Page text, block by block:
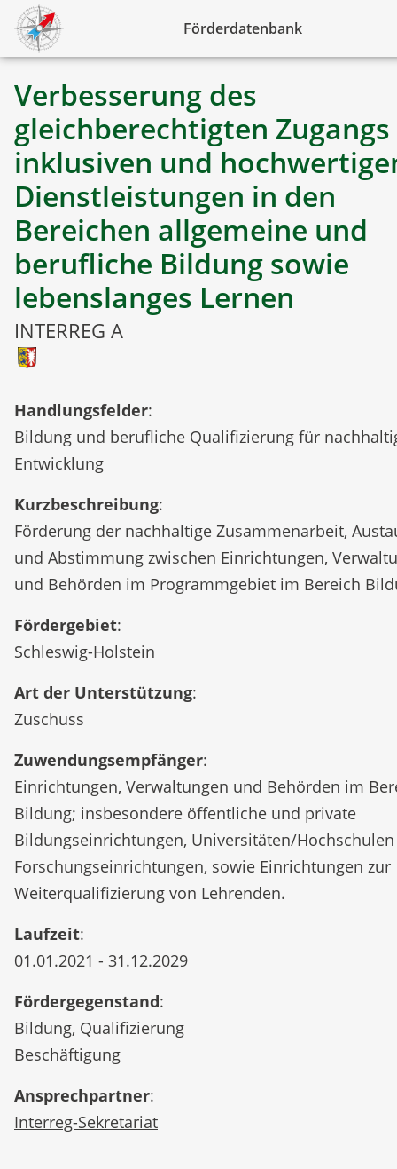
Förderdatenbank
Verbesserung des
gleichberechtigten Zugangs
inklusiven und
Dienstleistungen in den
Bereichen allgemeine und
berufliche Bildung sowie
lebenslanges Lernen
INTERREG A
Handlungsfelder:
Bildung und berufliche Qualifizierung für
Entwicklung
Kurzbeschreibung:
Förderung der nachhaltige Zusammenarbeit,
und Abstimmung zwischen Einrichtungen,
und Behörden im Programmgebiet im Bereich
Fördergebiet:
Schleswig-Holstein
Art der Unterstützung:
Zuschuss
Zuwendungsempfänger:
Einrichtungen, Verwaltungen und Behörden im
Bildung; insbesondere öffentliche und private
Bildungseinrichtungen, Universitäten/
Forschungseinrichtungen, sowie Einrichtungen zur
Weiterqualifizierung von Lehrenden.
Laufzeit:
01.01.2021 - 31.12.2029
Fördergegenstand:
Bildung, Qualifizierung
Beschäftigung
Ansprechpartner:
Interreg-Sekretariat